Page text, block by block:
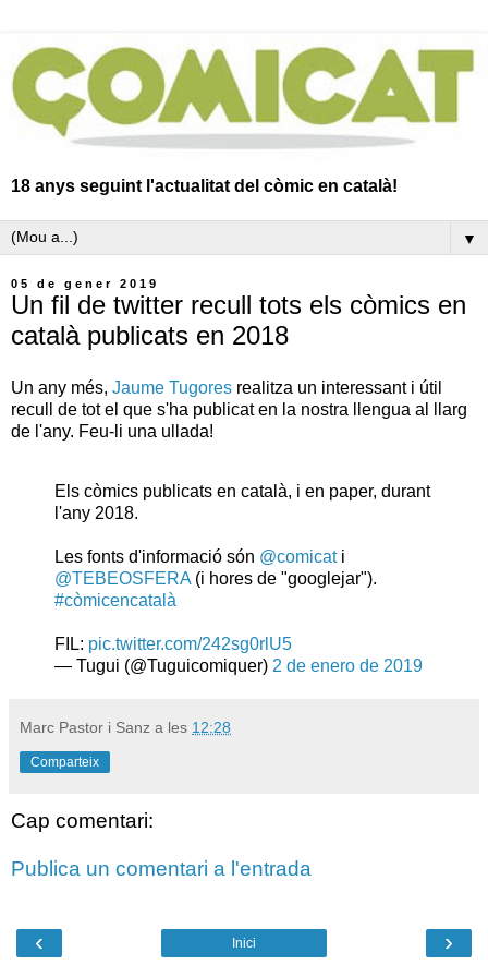
18 anys seguint l'actualitat del còmic en català!
▼
05 de gener 2019
Un fil de twitter recull tots els còmics en
català publicats en 2018
Un any més, Jaume Tugores realitza un interessant i útil
recull de tot el que s'ha publicat en la nostra llengua al llarg
de l'any. Feu-li una ullada!
Els còmics publicats en català, i en paper, durant
l'any 2018.
Les fonts d'informació són @comicati
@TEBEOSFERA (i hores de "googlejar").
#còmicencatalà
FIL: pic.twitter.com/242sg0rlU5
— Tugui (@Tuguicomiquer) 2 de enero de 2019
Marc Pastor i Sanz a les 12:28
Comparteix
Cap comentari:
Publica un comentari a l'entrada
‹ ›
Inici